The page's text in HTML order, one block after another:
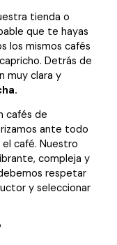
tienda o
que te hayas
los mismos cafés
Detrás de
muy clara y
cafés de
ante todo
el café. Nuestro
compleja y
respetar
y seleccionar